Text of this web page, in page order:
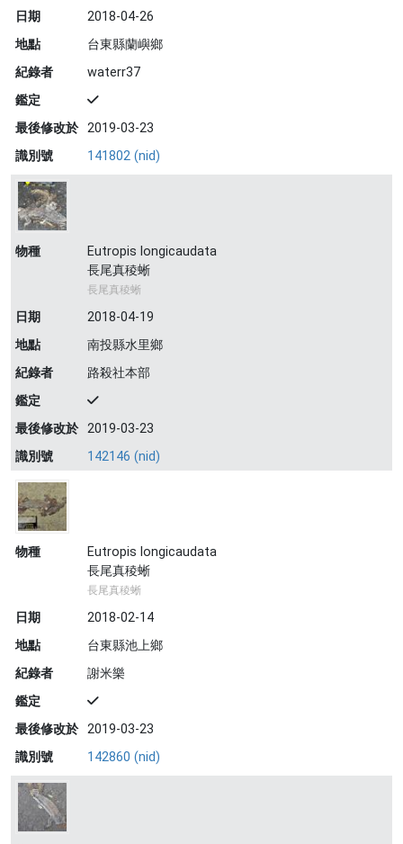
日期
2018-04-26
地點
台東縣蘭嶼鄉
紀錄者
waterr37
鑑定
最後修改於 2019-03-23
識別號
141802 (nid)
物種
Eutropis longicaudata
長尾真稜蜥
長尾真稜蜥
日期
2018-04-19
地點
南投縣水里鄉
紀錄者
路殺社本部
鑑定
最後修改於 2019-03-23
識別號
142146 (nid)
物種
Eutropis longicaudata
長尾真稜蜥
長尾真稜蜥
日期
2018-02-14
地點
台東縣池上鄉
紀錄者
謝米樂
鑑定
最後修改於 2019-03-23
識別號
142860 (nid)